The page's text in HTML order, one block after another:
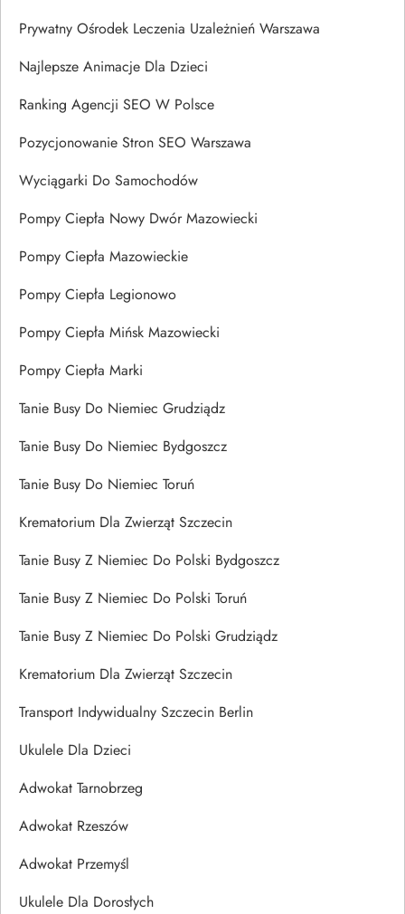
Prywatny Ośrodek Leczenia Uzależnień Warszawa
Najlepsze Animacje Dla Dzieci
Ranking Agencji SEO W Polsce
Pozycjonowanie Stron SEO Warszawa
Wyciągarki Do Samochodów
Pompy Ciepła Nowy Dwór Mazowiecki
Pompy Ciepła Mazowieckie
Pompy Ciepła Legionowo
Pompy Ciepła Mińsk Mazowiecki
Pompy Ciepła Marki
Tanie Busy Do Niemiec Grudziądz
Tanie Busy Do Niemiec Bydgoszcz
Tanie Busy Do Niemiec Toruń
Krematorium Dla Zwierząt Szczecin
Tanie Busy Z Niemiec Do Polski Bydgoszcz
Tanie Busy Z Niemiec Do Polski Toruń
Tanie Busy Z Niemiec Do Polski Grudziądz
Krematorium Dla Zwierząt Szczecin
Transport Indywidualny Szczecin Berlin
Ukulele Dla Dzieci
Adwokat Tarnobrzeg
Adwokat Rzeszów
Adwokat Przemyśl
Ukulele Dla Dorosłych